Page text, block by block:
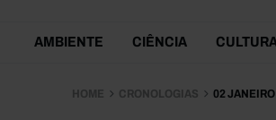
Themes Menu
AMBIENTE CIÊNCIA
HOME CRONOLOGIAS 02